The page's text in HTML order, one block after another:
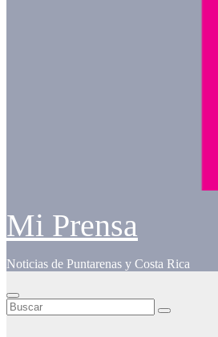
Mi Prensa
Noticias de Puntarenas y Costa Rica